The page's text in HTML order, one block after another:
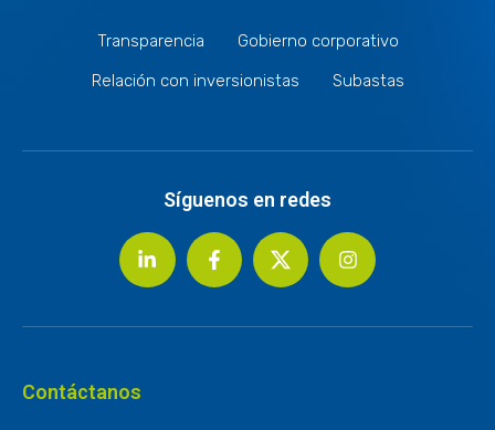
Transparencia
Gobierno corporativo
Relación con inversionistas
Subastas
Síguenos en redes
Contáctanos